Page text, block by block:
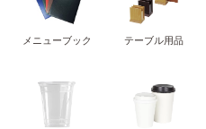
メニューブック テーブル用品